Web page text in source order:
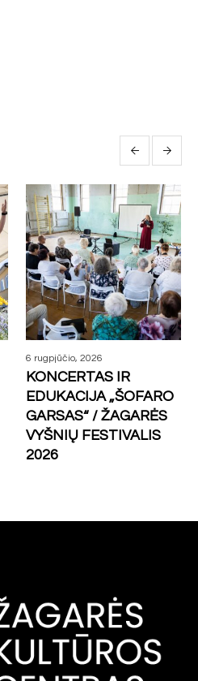
6 rugpjūčio, 2026
KONCERTAS IR
EDUKACIJA „ŠOFARO
GARSAS“ / ŽAGARĖS
VYŠNIŲ FESTIVALIS
2026